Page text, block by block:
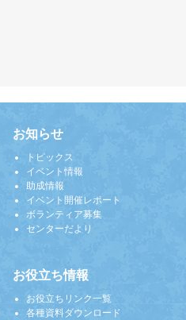
お知らせ
トピックス
イベント情報
助成情報
イベント開催レポート
ボランティア募集
センターだより
お役立ち情報
お役立ちリンク一覧
各種資料ダウンロード